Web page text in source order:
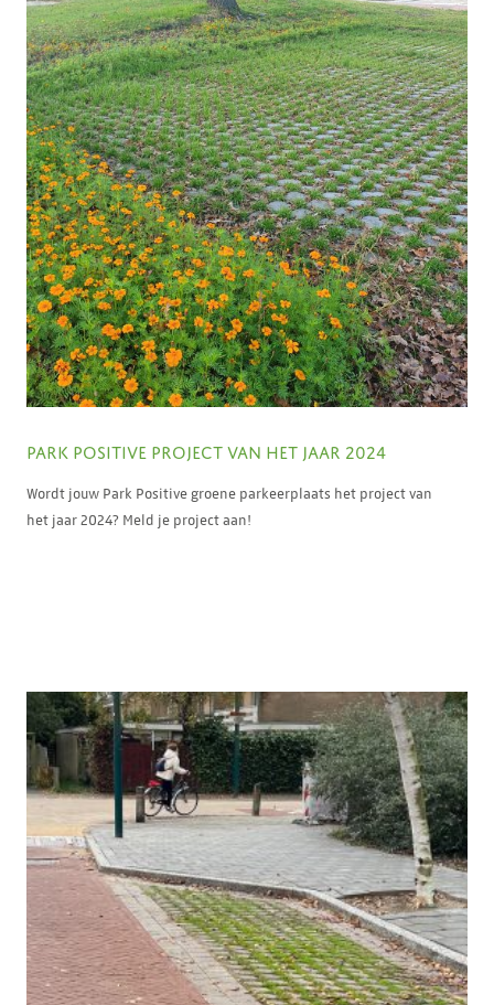
PARK POSITIVE PROJECT VAN HET JAAR 2024
Wordt jouw Park Positive groene parkeerplaats het project van
het jaar 2024? Meld je project aan!